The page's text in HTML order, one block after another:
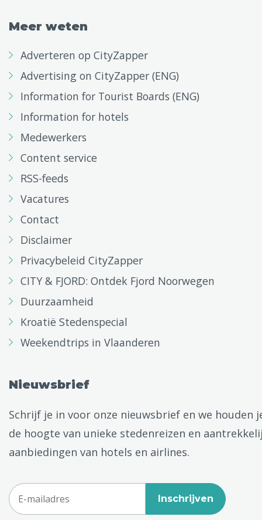
Meer weten
Adverteren op CityZapper
Advertising on CityZapper (ENG)
Information for Tourist Boards (ENG)
Information for hotels
Medewerkers
Content service
RSS-feeds
Vacatures
Contact
Disclaimer
Privacybeleid CityZapper
CITY & FJORD: Ontdek Fjord Noorwegen
Duurzaamheid
Kroatië Stedenspecial
Weekendtrips in Vlaanderen
Nieuwsbrief
Schrijf je in voor onze nieuwsbrief en we houden
de hoogte van unieke stedenreizen en
aanbiedingen van hotels en airlines.
Inschrijven